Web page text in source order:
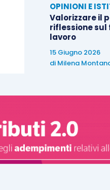
OPINIONI E
Valorizzare il
riflessione
lavoro
15 Giugno 2026
di Milena